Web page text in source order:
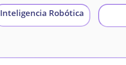
Inteligencia Robótica